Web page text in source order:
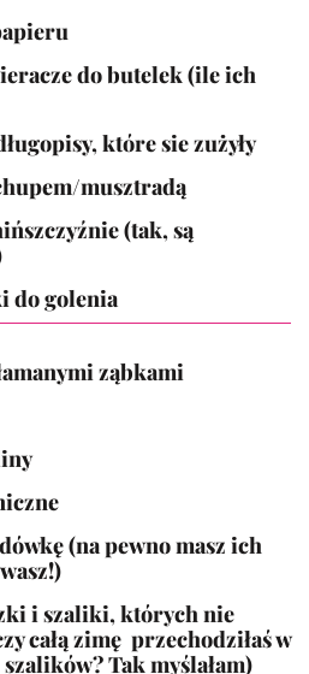
do butelek (ile ich
które sie zużyły
musztradą
(tak, są
do golenia
ząbkami
(na pewno masz ich
i szaliki, których nie
całą zimę przechodziłaś w
Tak myślałam)